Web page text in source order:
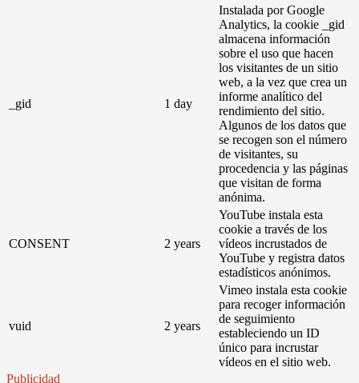
_gid 1 day
Instalada por Google
Analytics, la cookie _gid
almacena información
sobre el uso que hacen
los visitantes de un sitio
web, a la vez que crea un
informe analítico del
rendimiento del sitio.
Algunos de los datos que
se recogen son el número
de visitantes, su
procedencia y las páginas
que visitan de forma
anónima.
CONSENT 2 years
YouTube instala esta
cookie a través de los
vídeos incrustados de
YouTube y registra datos
estadísticos anónimos.
vuid 2 years
Vimeo instala esta cookie
para recoger información
de seguimiento
estableciendo un ID
único para incrustar
vídeos en el sitio web.
Publicidad